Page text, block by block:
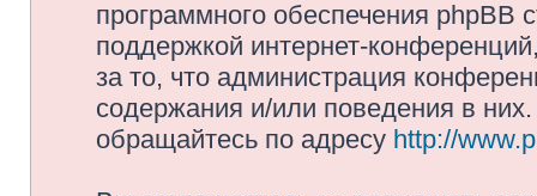
программного обеспечения phpBB
поддержкой интернет-
за то, что администрация
содержания и/или поведения в
обращайтесь по адресу http://